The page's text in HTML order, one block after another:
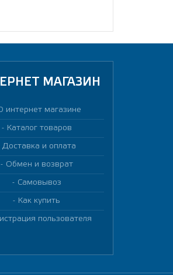
МАГАЗИН
интернет магазине
Каталог товаров
Доставка и оплата
Обмен и возврат
Самовывоз
Как купить
пользователя